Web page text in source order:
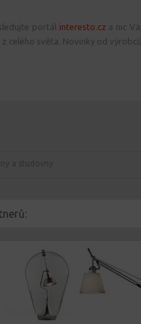
portál interesto.cz a nic
z celého světa. Novinky od